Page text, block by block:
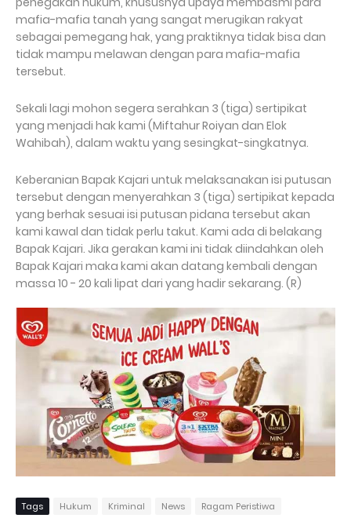
mafia-mafia tanah yang sangat merugikan rakyat
sebagai pemegang hak, yang praktiknya tidak bisa dan
tidak mampu melawan dengan para mafia-mafia
tersebut.
Sekali lagi mohon segera serahkan 3 (tiga) sertipikat
yang menjadi hak kami (Miftahur Roiyan dan Elok
Wahibah), dalam waktu yang sesingkat-singkatnya.
Keberanian Bapak Kajari untuk melaksanakan isi putusan
tersebut dengan menyerahkan 3 (tiga) sertipikat kepada
yang berhak sesuai isi putusan pidana tersebut akan
kami kawal dan tidak perlu takut. Kami ada di belakang
Bapak Kajari. Jika gerakan kami ini tidak diindahkan oleh
Bapak Kajari maka kami akan datang kembali dengan
massa 10 - 20 kali lipat dari yang hadir sekarang. (R)
Tags Hukum Kriminal News Ragam Peristiwa